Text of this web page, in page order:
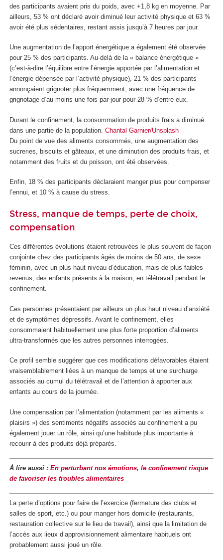
des participants avaient pris du poids, avec +1,8 kg en moyenne. Par
ailleurs, 53 % ont déclaré avoir diminué leur activité physique et 63 %
avoir été plus sédentaires, restant assis jusqu’à 7 heures par jour.
Une augmentation de l’apport énergétique a également été observée
pour 25 % des participants. Au-delà de la « balance énergétique »
(c’est-à-dire l’équilibre entre l’énergie apportée par l’alimentation et
l’énergie dépensée par l’activité physique), 21 % des participants
annonçaient grignoter plus fréquemment, avec une fréquence de
grignotage d’au moins une fois par jour pour 28 % d’entre eux.
Durant le confinement, la consommation de produits frais a diminué
dans une partie de la population. Chantal Garnier/Unsplash
Du point de vue des aliments consommés, une augmentation des
sucreries, biscuits et gâteaux, et une diminution des produits frais, et
notamment des fruits et du poisson, ont été observées.
Enfin, 18 % des participants déclaraient manger plus pour compenser
l’ennui, et 10 % à cause du stress.
Stress, manque de temps, perte de choix,
compensation
Ces différentes évolutions étaient retrouvées le plus souvent de façon
conjointe chez des participants âgés de moins de 50 ans, de sexe
féminin, avec un plus haut niveau d’éducation, mais de plus faibles
revenus, des enfants présents à la maison, en télétravail pendant le
confinement.
Ces personnes présentaient par ailleurs un plus haut niveau d’anxiété
et de symptômes dépressifs. Avant le confinement, elles
consommaient habituellement une plus forte proportion d’aliments
ultra-transformés que les autres personnes interrogées.
Ce profil semble suggérer que ces modifications défavorables étaient
vraisemblablement liées à un manque de temps et une surcharge
associés au cumul du télétravail et de l’attention à apporter aux
enfants au cours de la journée.
Une compensation par l’alimentation (notamment par les aliments «
plaisirs ») des sentiments négatifs associés au confinement a pu
également jouer un rôle, ainsi qu’une habitude plus importante à
recourir à des produits déjà préparés.
À lire aussi : En perturbant nos émotions, le confinement risque
de favoriser les troubles alimentaires
La perte d’options pour faire de l’exercice (fermeture des clubs et
salles de sport, etc.) ou pour manger hors domicile (restaurants,
restauration collective sur le lieu de travail), ainsi que la limitation de
l’accès aux lieux d’approvisionnement alimentaire habituels ont
probablement aussi joué un rôle.